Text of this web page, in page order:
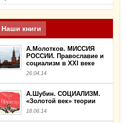
Наши книги
А.Молотков. МИССИЯ
РОССИИ. Православие и
социализм в XXI веке
26.04.14
А.Шубин. СОЦИАЛИЗМ.
«Золотой век» теории
18.06.14